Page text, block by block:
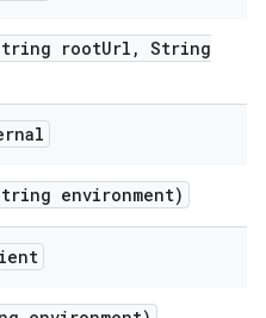
rootUrl , String
environment)